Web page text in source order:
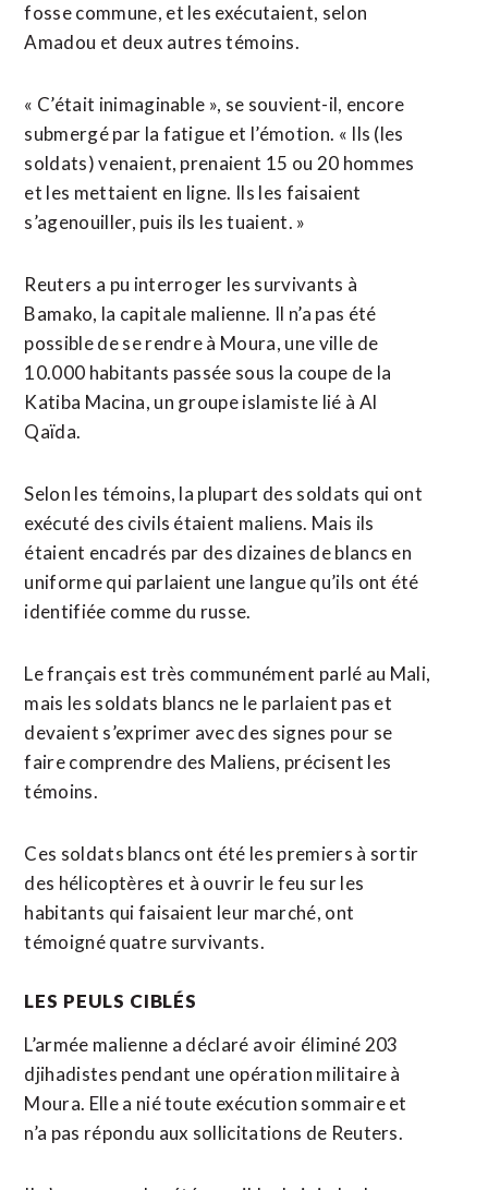
fosse commune, et les exécutaient, selon
Amadou et deux autres témoins.
« C’était inimaginable », se souvient-il, encore
submergé par la fatigue et l’émotion. « Ils (les
soldats) venaient, prenaient 15 ou 20 hommes
et les mettaient en ligne. Ils les faisaient
s’agenouiller, puis ils les tuaient. »
Reuters a pu interroger les survivants à
Bamako, la capitale malienne. Il n’a pas été
possible de se rendre à Moura, une ville de
10.000 habitants passée sous la coupe de la
Katiba Macina, un groupe islamiste lié à Al
Qaïda.
Selon les témoins, la plupart des soldats qui ont
exécuté des civils étaient maliens. Mais ils
étaient encadrés par des dizaines de blancs en
uniforme qui parlaient une langue qu’ils ont été
identifiée comme du russe.
Le français est très communément parlé au Mali,
mais les soldats blancs ne le parlaient pas et
devaient s’exprimer avec des signes pour se
faire comprendre des Maliens, précisent les
témoins.
Ces soldats blancs ont été les premiers à sortir
des hélicoptères et à ouvrir le feu sur les
habitants qui faisaient leur marché, ont
témoigné quatre survivants.
LES PEULS CIBLÉS
L’armée malienne a déclaré avoir éliminé 203
djihadistes pendant une opération militaire à
Moura. Elle a nié toute exécution sommaire et
n’a pas répondu aux sollicitations de Reuters.